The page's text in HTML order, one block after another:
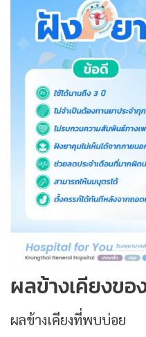
ผลข้างเคียงขอ
ผลข้างเคียงที่พบบ่อย